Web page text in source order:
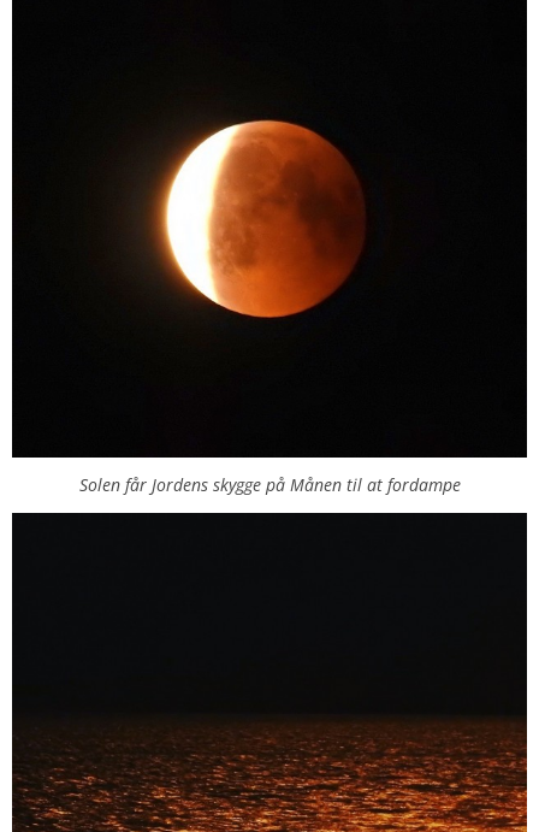
Solen får Jordens skygge på Månen til at fordampe